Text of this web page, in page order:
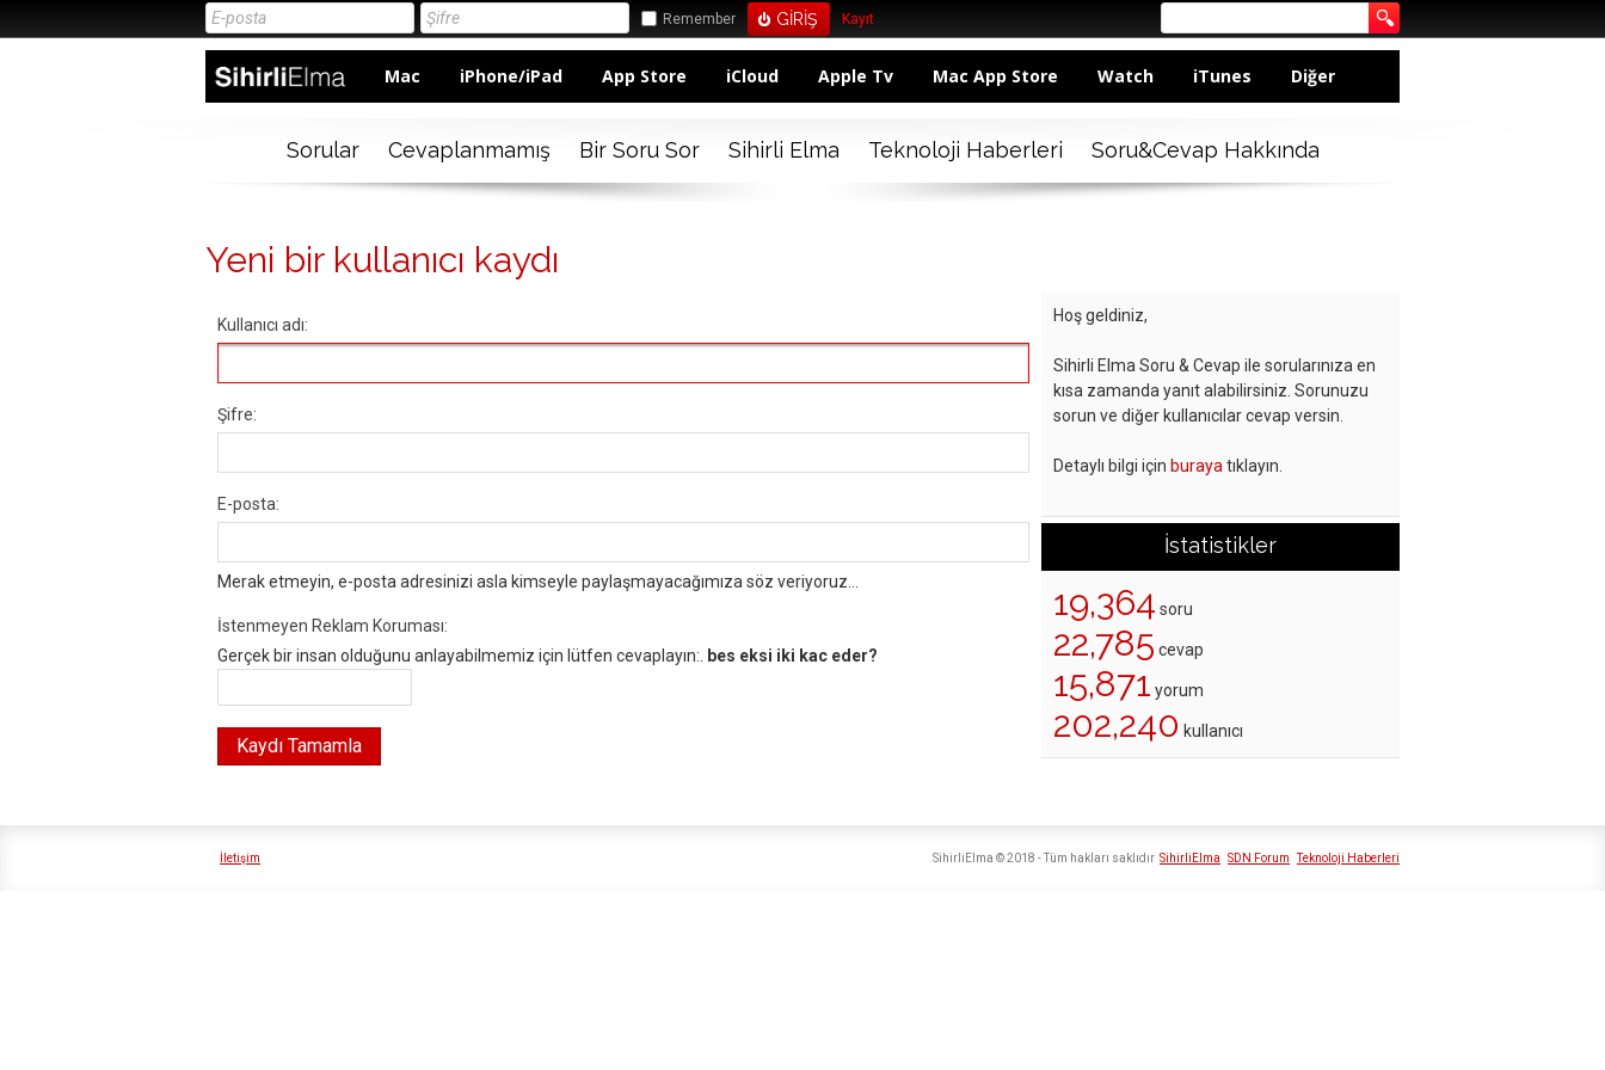
Remember Kayıt
Mac iPhone/iPad App Store iCloud Apple Tv Mac App Store Watch iTunes Diğer
Sorular Cevaplanmamış Bir Soru Sor Sihirli Elma Teknoloji Haberleri Soru&Cevap Hakkında
Yeni bir kullanıcı kaydı
Kullanıcı adı:
Şifre:
E-posta:
Merak etmeyin, e-posta adresinizi asla kimseyle paylaşmayacağımıza söz veriyoruz...
İstenmeyen Reklam Koruması:
Gerçek bir insan olduğunu anlayabilmemiz için lütfen cevaplayın:.
bes eksi iki kac eder?
Hoş geldiniz,
Sihirli Elma Soru & Cevap ile sorularınıza en
kısa zamanda yanıt alabilirsiniz. Sorunuzu
sorun ve diğer kullanıcılar cevap versin.
Detaylı bilgi için buraya tıklayın.
İstatistikler
19,364 soru
22,785 cevap
15,871 yorum
202,240 kullanıcı
İletişim SihirliElma SDN Forum Teknoloji Haberleri
SihirliElma © 2018 - Tüm hakları saklıdır